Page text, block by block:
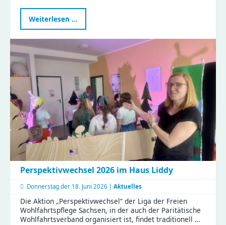
Weiterlesen …
in
der
Kita
Flohzirkus
Perspektivwechsel 2026 im Haus Liddy
Donnerstag der 18. Juni 2026 | Aktuelles
Die Aktion „Perspektivwechsel“ der Liga der Freien
Wohlfahrtspflege Sachsen, in der auch der Paritätische
Wohlfahrtsverband organisiert ist, findet traditionell …